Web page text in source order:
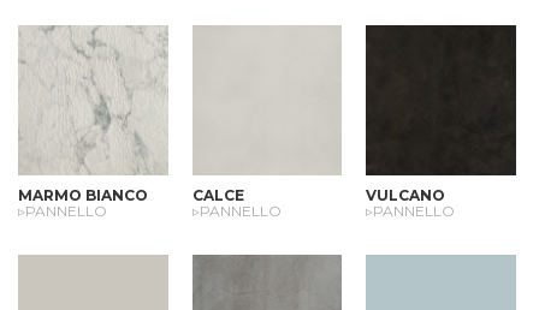
MARMO BIANCO
▹PANNELLO
CALCE
▹PANNELLO
VULCANO
▹PANNELLO